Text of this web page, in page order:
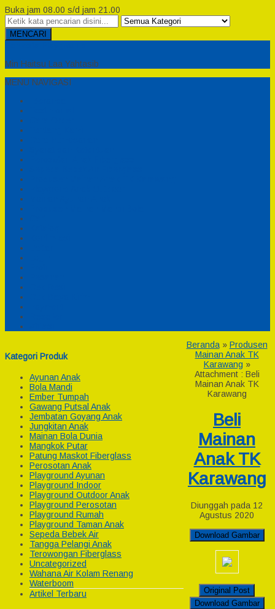
Buka jam 08.00 s/d jam 21.00
MENCARI
Min Haitsu Laa Yahtasib
MENU NAVIGASI
Kategori Produk
Ayunan Anak
Bola Mandi
Ember Tumpah
Gawang Putsal Anak
Jembatan Goyang Anak
Jungkitan Anak
Mainan Bola Dunia
Mangkok Putar
Patung Maskot Fiberglass
Perosotan Anak
Playground Ayunan
Playground Indoor
Playground Outdoor Anak
Playground Perosotan
Playground Rumah
Playground Taman Anak
Sepeda Bebek Air
Tangga Pelangi Anak
Terowongan Fiberglass
Uncategorized
Wahana Air Kolam Renang
Waterboom
Artikel Terbaru
Beranda» Produsen
Mainan Anak TK
Karawang »
Attachment : Beli
Mainan Anak TK
Karawang
Beli
Mainan
Anak TK
Karawang
Diunggah pada 12
Agustus 2020
Download Gambar
Original Post
Download Gambar